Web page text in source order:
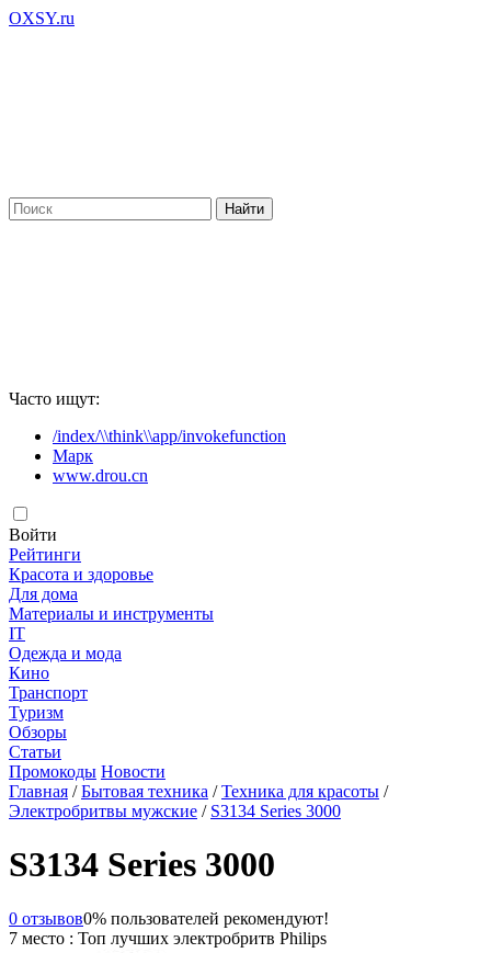
OXSY.ru
Часто ищут:
/index/\\think\\app/invokefunction
Марк
www.drou.cn
Войти
Рейтинги
Красота и здоровье
Для дома
Материалы и инструменты
IT
Одежда и мода
Кино
Транспорт
Туризм
Обзоры
Статьи
Промокоды Новости
Главная /Бытовая техника /Техника для красоты /
Электробритвы мужские / S3134 Series 3000
S3134 Series 3000
0 отзывов0% пользователей рекомендуют!
7 место : Топ лучших электробритв Philips